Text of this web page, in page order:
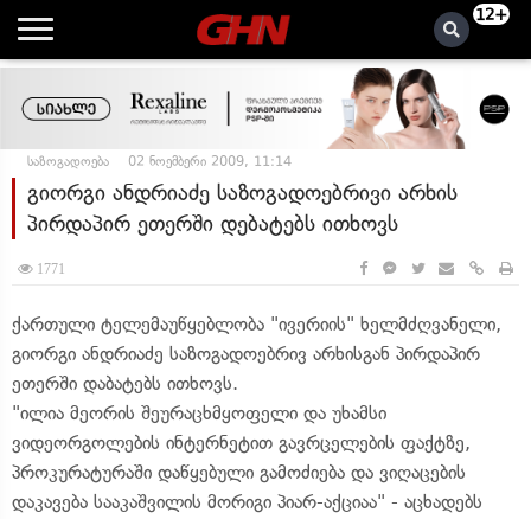
12+
საზოგადოება 02 ნოემბერი 2009, 11:14
გიორგი ანდრიაძე საზოგადოებრივი არხის
პირდაპირ ეთერში დებატებს ითხოვს
1771
ქართული ტელემაუწყებლობა "ივერიის" ხელმძღვანელი,
გიორგი ანდრიაძე საზოგადოებრივ არხისგან პირდაპირ
ეთერში დაბატებს ითხოვს.
"ილია მეორის შეურაცხმყოფელი და უხამსი
ვიდეორგოლების ინტერნეტით გავრცელების ფაქტზე,
პროკურატურაში დაწყებული გამოძიება და ვიღაცების
დაკავება სააკაშვილის მორიგი პიარ-აქციაა" - აცხადებს